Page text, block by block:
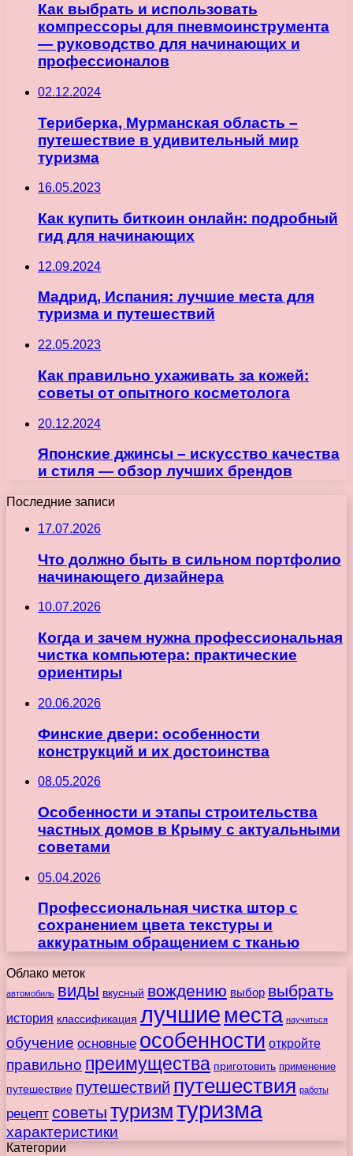
Как выбрать и использовать
компрессоры для пневмоинструмента
— руководство для начинающих и
профессионалов
02.12.2024
Териберка, Мурманская область –
путешествие в удивительный мир
туризма
16.05.2023
Как купить биткоин онлайн: подробный
гид для начинающих
12.09.2024
Мадрид, Испания: лучшие места для
туризма и путешествий
22.05.2023
Как правильно ухаживать за кожей:
советы от опытного косметолога
20.12.2024
Японские джинсы – искусство качества
и стиля — обзор лучших брендов
Последние записи
17.07.2026
Что должно быть в сильном портфолио
начинающего дизайнера
10.07.2026
Когда и зачем нужна профессиональная
чистка компьютера: практические
ориентиры
20.06.2026
Финские двери: особенности
конструкций и их достоинства
08.05.2026
Особенности и этапы строительства
частных домов в Крыму с актуальными
советами
05.04.2026
Профессиональная чистка штор с
сохранением цвета текстуры и
аккуратным обращением с тканью
Облако меток
автомобиль виды вкусный вождению выбор выбрать
история классификация лучшиеместа научиться
обучение основные особенности откройте
правильно преимущества приготовить применение
путешествие путешествий путешествия работы
рецепт советы туризмтуризма
характеристики
Категории